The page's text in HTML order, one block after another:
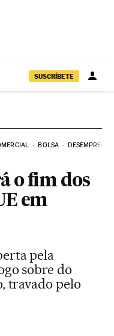
SUSCRÍBETE
BOLSA DESEMPREGO
o fim dos
em
pela
sobre do
travado pelo